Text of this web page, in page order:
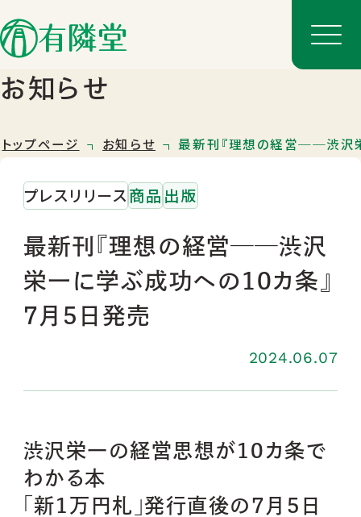
店舗一覧
店舗のご案内
お知らせ
トップページ お知らせ 最新刊『理想の経営──渋沢
プレスリリース商品 出版
最新刊『理想の経営──渋沢
栄一に学ぶ成功への10カ条』
7月5日発売
2024.06.07
渋沢栄一の経営思想が10カ条で
わかる本
「新1万円札」発行直後の7月5日